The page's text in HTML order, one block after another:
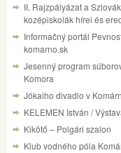
II. Rajzpályázat a
kozépiskolák hírei és
Informačný portál
komarno.sk
Jesenný program
Komora
Jókaiho divadlo v
KELEMEN István /
Kikötő – Polgári szalon
Klub vodného póla